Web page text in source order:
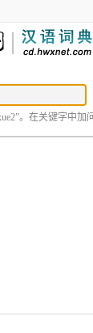
。在关键字中加